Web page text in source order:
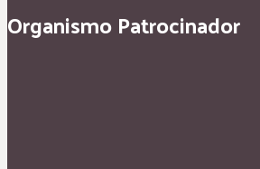
Organismo Patrocinador